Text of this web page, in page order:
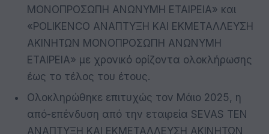
ΜΟΝΟΠΡΟΣΩΠΗ ΑΝΩΝΥΜH ΕΤΑΙΡΕΙΑ» και
«POLIKENCO ΑΝΑΠΤΥΞΗ ΚΑΙ ΕΚΜΕΤΑΛΛΕΥΣΗ
ΑΚΙΝΗΤΩΝ ΜΟΝΟΠΡΟΣΩΠΗ ΑΝΩΝΥΜΗ
ΕΤΑΙΡΕΙΑ» με χρονικό ορίζοντα ολοκλήρωσης
έως το τέλος του έτους.
Ολοκληρώθηκε επιτυχώς τον Μάιο 2025, η
από-επένδυση από την εταιρεία SEVAS TEN
ΑΝΑΠΤΥΞΗ ΚΑΙ ΕΚΜΕΤΑΛΛΕΥΣΗ ΑΚΙΝΗΤΩΝ